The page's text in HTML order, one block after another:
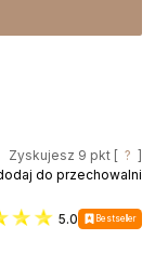
Zyskujesz 9 pkt [ ? ]
do przechowalni
5.0 Bestseller